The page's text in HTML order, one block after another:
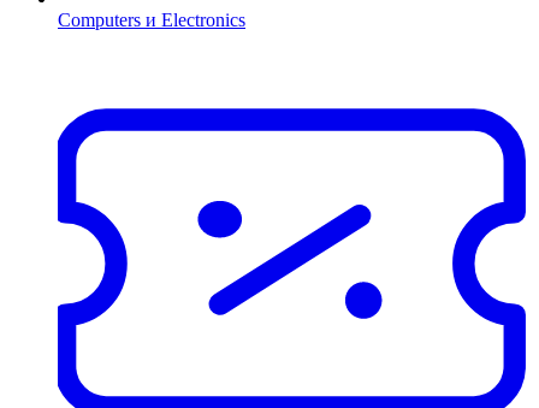
Computers и Electronics